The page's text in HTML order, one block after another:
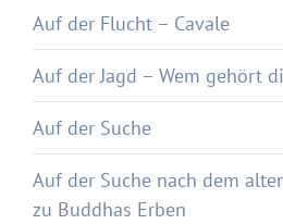
Auf der Flucht – Cavale
Auf der Jagd – Wem gehört
Auf der Suche
Auf der Suche nach dem
zu Buddhas Erben